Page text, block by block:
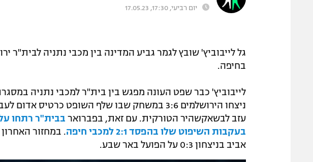
יום רביעי, 17:30, 17.05.23
גל לייבוביץ' שובץ לגמר גביע המדינה בין מכבי נתניה לבית"ר
בחיפה.
לייבוביץ' כבר שפט העונה מפגש בין בית"ר למכבי נתניה
ניצחו הירושלמים 3:6 במשחק שבו שלף השופט
עזב לבשאקשהיר הטורקית. עם זאת, בפברואר בבית"ר רתחו על
בעקבות השיפוט שלו בהפסד 2:1 למכבי חיפה
. במחזור
אביב בניצחון 0:3 על הפועל באר שבע.